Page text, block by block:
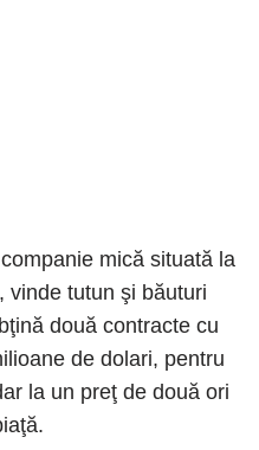
mică situată la
vinde tutun şi băuturi
două contracte cu
de dolari, pentru
la un preţ de două ori